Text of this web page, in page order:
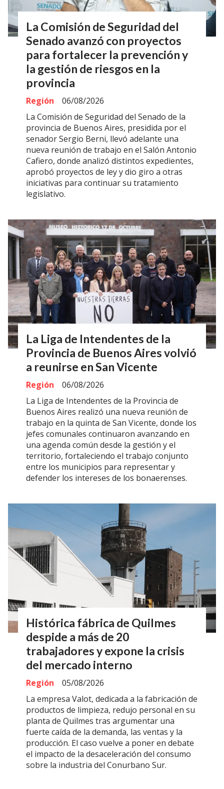
La Comisión de Seguridad del
Senado avanzó con proyectos
para fortalecer la prevención y
la gestión de riesgos en la
provincia
Región
06/08/2026
La Comisión de Seguridad del Senado de la
provincia de Buenos Aires, presidida por el
senador Sergio Berni, llevó adelante una
nueva reunión de trabajo en el Salón Antonio
Cafiero, donde analizó distintos expedientes,
aprobó proyectos de ley y dio giro a otras
iniciativas para continuar su tratamiento
legislativo.
La Liga de Intendentes de la
Provincia de Buenos Aires volvió
a reunirse en San Vicente
Región
06/08/2026
La Liga de Intendentes de la Provincia de
Buenos Aires realizó una nueva reunión de
trabajo en la quinta de San Vicente, donde los
jefes comunales continuaron avanzando en
una agenda común desde la gestión y el
territorio, fortaleciendo el trabajo conjunto
entre los municipios para representar y
defender los intereses de los bonaerenses.
Histórica fábrica de Quilmes
despide a más de 20
trabajadores y expone la crisis
del mercado interno
Región
05/08/2026
La empresa Valot, dedicada a la fabricación de
productos de limpieza, redujo personal en su
planta de Quilmes tras argumentar una
fuerte caída de la demanda, las ventas y la
producción. El caso vuelve a poner en debate
el impacto de la desaceleración del consumo
sobre la industria del Conurbano Sur.